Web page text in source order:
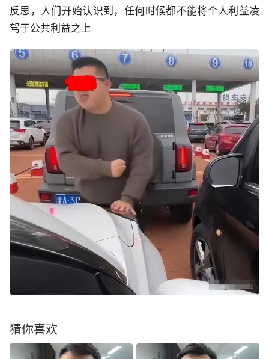
反思，人们开始认识到，任何时候都不能将个人利益凌
驾于公共利益之上
猜你喜欢